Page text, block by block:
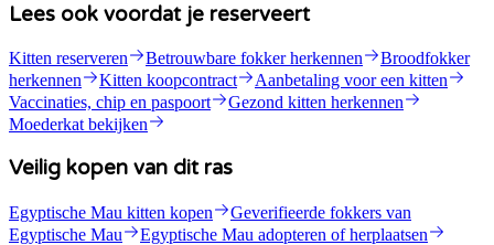
Lees ook voordat je reserveert
Kitten reserveren Betrouwbare fokker herkennen
Broodfokker
herkennen
Kitten koopcontract
Aanbetaling voor een kitten
Vaccinaties, chip en paspoort
Gezond kitten herkennen
Moederkat bekijken
Veilig kopen van dit ras
Egyptische Mau kitten kopen
Geverifieerde fokkers van
Egyptische Mau
Egyptische Mau adopteren of herplaatsen